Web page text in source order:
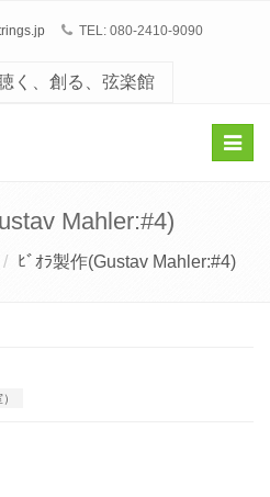
TEL: 080-2410-9090
く、創る、弦楽館
Mahler:#4)
ﾋﾞｵﾗ製作(Gustav Mahler:#4)